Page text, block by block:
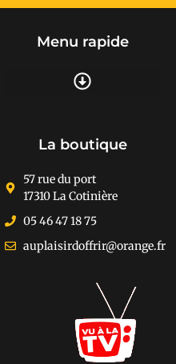
Menu rapide
La boutique
57 rue du port
17310 La Cotinière
05 46 47 18 75
auplaisirdoffrir@orange.fr